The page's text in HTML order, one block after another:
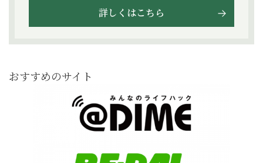
詳しくはこちら
おすすめのサイト